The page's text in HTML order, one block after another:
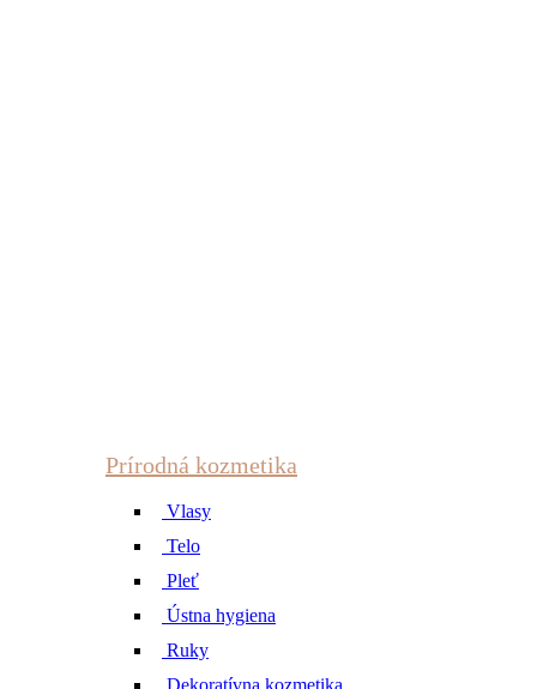
Prírodná kozmetika
Vlasy
Telo
Pleť
Ústna hygiena
Ruky
Dekoratívna kozmetika